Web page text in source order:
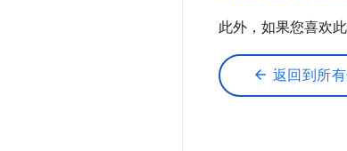
此外，如果您喜欢
arrow_back 返回到所